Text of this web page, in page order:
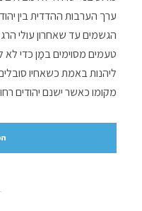
ערך הערבות ההדדית בין
הגשמים עד שאחרון עולי
טעמים מסוימים במַן כדי לא
ליהנות באמת כשאחיו
מקומו כאשר ישנם יהודים